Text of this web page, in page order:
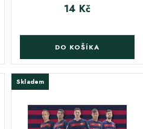
Cena
14 Kč
DO KOŠÍKA
Skladem